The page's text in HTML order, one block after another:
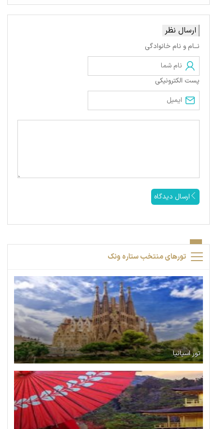
ارسال نظر
نــام و نام خانوادگی
پست الکترونیکی
ارسال دیدگاه
تورهای منتخب ستاره ونک
تور اسپانیا